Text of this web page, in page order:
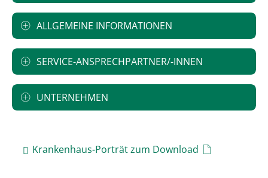
ALLGEMEINE INFORMATIONEN
SERVICE-ANSPRECHPARTNER/-INNEN
UNTERNEHMEN
Krankenhaus-Porträt zum Download